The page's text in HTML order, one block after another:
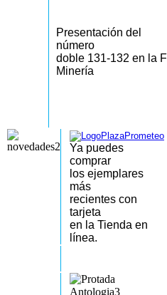
Presentación del
número
doble 131-132 en la
Minería
Ya puedes
comprar
los ejemplares
más
recientes con
tarjeta
en la Tienda en
línea.